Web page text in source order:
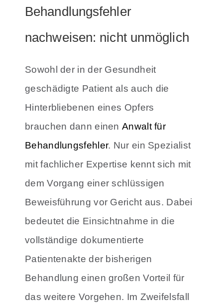
Behandlungsfehler
nachweisen: nicht unmöglich
Sowohl der in der Gesundheit
geschädigte Patient als auch die
Hinterbliebenen eines Opfers
brauchen dann einenAnwalt für
Behandlungsfehler. Nur ein Spezialist
mit fachlicher Expertise kennt sich mit
dem Vorgang einer schlüssigen
Beweisführung vor Gericht aus. Dabei
bedeutet die Einsichtnahme in die
vollständige dokumentierte
Patientenakte der bisherigen
Behandlung einen großen Vorteil für
das weitere Vorgehen. Im Zweifelsfall